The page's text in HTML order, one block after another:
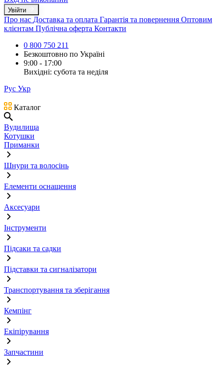
Увійти
Про нас Доставка та оплата Гарантія та повернення Оптовим
клієнтам Публічна оферта Контакти
0 800 750 211
Безкоштовно по Україні
9:00 - 17:00
Вихідні: субота та неділя
Рус Укр
Каталог
Вудилища
Котушки
Приманки
Шнури та волосінь
Елементи оснащення
Аксесуари
Інструменти
Підсаки та садки
Підставки та сигналізатори
Транспортування та зберігання
Кемпінг
Екіпірування
Запчастини